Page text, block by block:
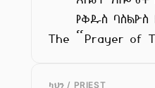
The “Prayer of
ካህን / PRIEST